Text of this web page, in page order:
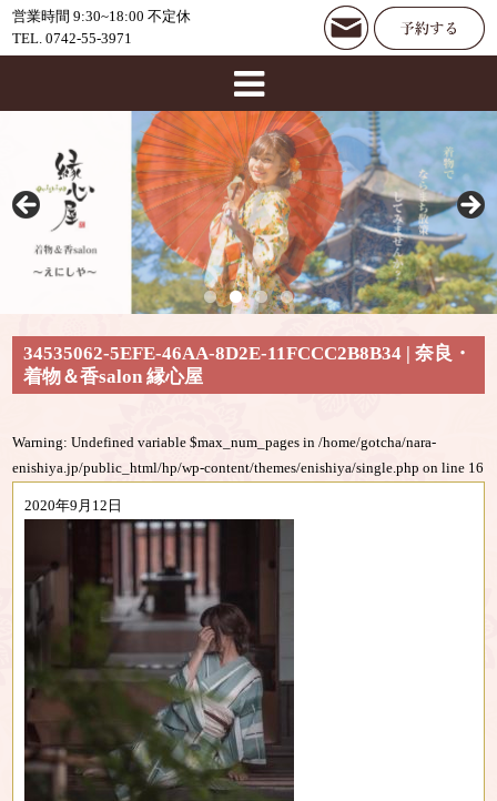
営業時間 9:30~18:00 不定休
TEL. 0742-55-3971
34535062-5EFE-46AA-8D2E-11FCCC2B8B34 | 奈良・
着物＆香salon 縁心屋
Warning: Undefined variable $max_num_pages in/home/gotcha/nara-
enishiya.jp/public_html/hp/wp-content/themes/enishiya/single.php on line 16
2020年9月12日